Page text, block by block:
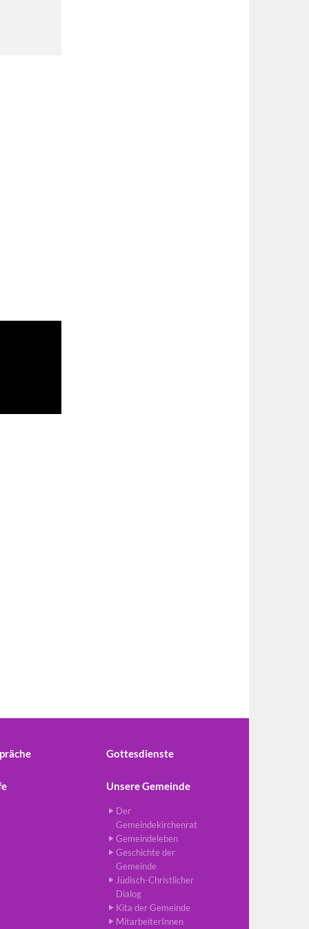
Gottesdienste
Unsere Gemeinde
Der
Gemeindekirchenrat
Gemeindeleben
Geschichte der
Gemeinde
Jüdisch-Christlicher
Dialog
Kita der Gemeinde
MitarbeiterInnen